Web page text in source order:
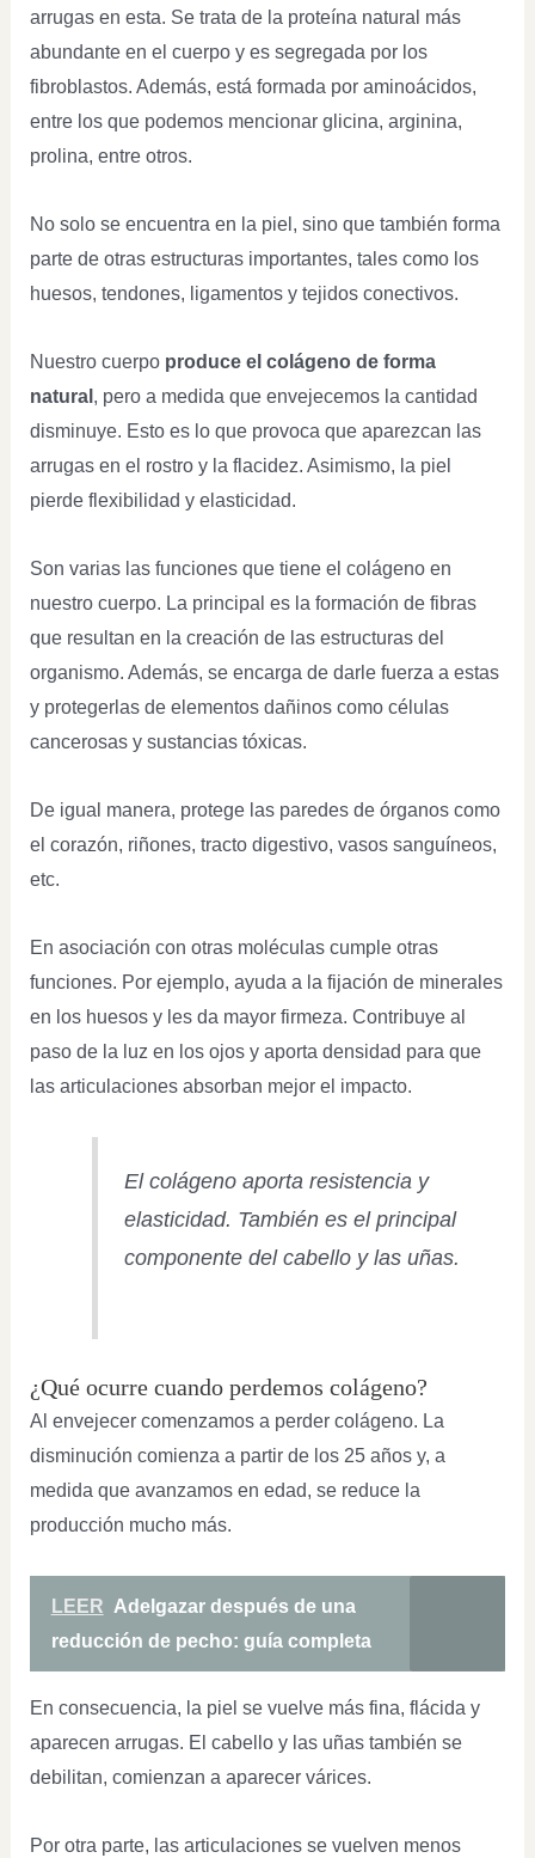
arrugas en esta. Se trata de la proteína natural más
abundante en el cuerpo y es segregada por los
fibroblastos. Además, está formada por aminoácidos,
entre los que podemos mencionar glicina, arginina,
prolina, entre otros.
No solo se encuentra en la piel, sino que también forma
parte de otras estructuras importantes, tales como los
huesos, tendones, ligamentos y tejidos conectivos.
Nuestro cuerpo produce el colágeno de forma
natural , pero a medida que envejecemos la cantidad
disminuye. Esto es lo que provoca que aparezcan las
arrugas en el rostro y la flacidez. Asimismo, la piel
pierde flexibilidad y elasticidad.
Son varias las funciones que tiene el colágeno en
nuestro cuerpo. La principal es la formación de fibras
que resultan en la creación de las estructuras del
organismo. Además, se encarga de darle fuerza a estas
y protegerlas de elementos dañinos como células
cancerosas y sustancias tóxicas.
De igual manera, protege las paredes de órganos como
el corazón, riñones, tracto digestivo, vasos sanguíneos,
etc.
En asociación con otras moléculas cumple otras
funciones. Por ejemplo, ayuda a la fijación de minerales
en los huesos y les da mayor firmeza. Contribuye al
paso de la luz en los ojos y aporta densidad para que
las articulaciones absorban mejor el impacto.
El colágeno aporta resistencia y
elasticidad. También es el principal
componente del cabello y las uñas.
¿Qué ocurre cuando perdemos colágeno?
Al envejecer comenzamos a perder colágeno. La
disminución comienza a partir de los 25 años y, a
medida que avanzamos en edad, se reduce la
producción mucho más.
LEER Adelgazar después de una
reducción de pecho: guía completa
En consecuencia, la piel se vuelve más fina, flácida y
aparecen arrugas. El cabello y las uñas también se
debilitan, comienzan a aparecer várices.
Por otra parte, las articulaciones se vuelven menos